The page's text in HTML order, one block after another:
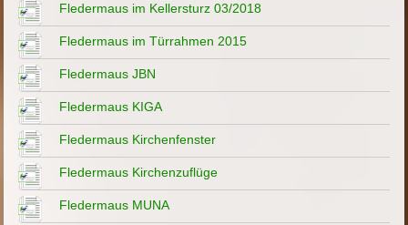
Fledermaus im Kellersturz 03/2018
Fledermaus im Türrahmen 2015
Fledermaus JBN
Fledermaus KIGA
Fledermaus Kirchenfenster
Fledermaus Kirchenzuflüge
Fledermaus MUNA